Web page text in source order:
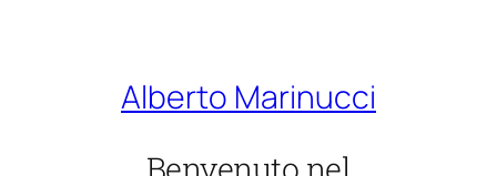
Alberto Marinucci